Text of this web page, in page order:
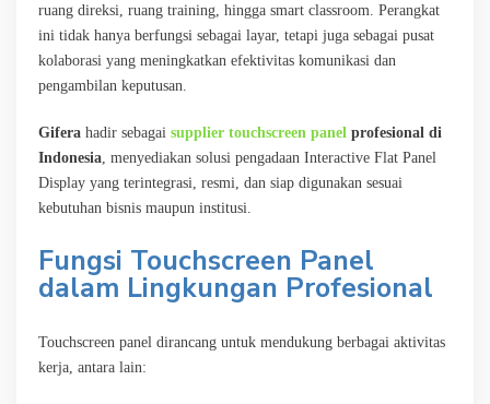
ruang direksi, ruang training, hingga smart classroom. Perangkat
ini tidak hanya berfungsi sebagai layar, tetapi juga sebagai pusat
kolaborasi yang meningkatkan efektivitas komunikasi dan
pengambilan keputusan.
Gifera hadir sebagai supplier touchscreen panel profesional di
Indonesia , menyediakan solusi pengadaan Interactive Flat Panel
Display yang terintegrasi, resmi, dan siap digunakan sesuai
kebutuhan bisnis maupun institusi.
Fungsi Touchscreen Panel
dalam Lingkungan Profesional
Touchscreen panel dirancang untuk mendukung berbagai aktivitas
kerja, antara lain: